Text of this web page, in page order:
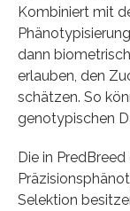
Kombiniert mit
dann
erlauben, den
schätzen. So
genotypischen
Die in
Selektion